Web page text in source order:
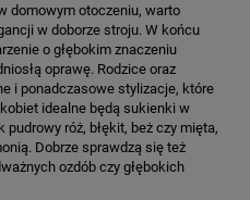
domowym otoczeniu, warto
w doborze stroju. W końcu
o głębokim znaczeniu
oprawę. Rodzice oraz
i ponadczasowe stylizacje, które
idealne będą sukienki w
róż, błękit, beż czy mięta,
Dobrze sprawdzą się też
ozdób czy głębokich